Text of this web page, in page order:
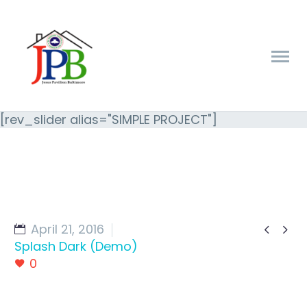
[rev_slider alias="SIMPLE PROJECT"]
 
April 21, 2016
Splash Dark (Demo)
0